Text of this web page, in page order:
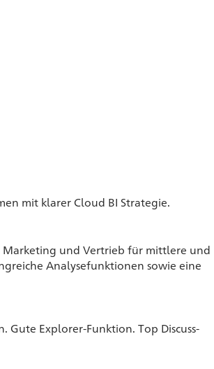
mit klarer Cloud BI Strategie.
Marketing und Vertrieb für mittlere und
Analysefunktionen sowie eine
Explorer-Funktion. Top Discuss-